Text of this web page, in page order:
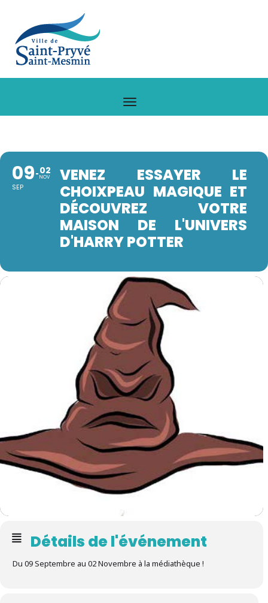
09
SEP
02
NOV
VENEZ ESSAYER LE
CHOIXPEAU MAGIQUE ET
DÉCOUVREZ VOTRE
MAISON DE L'UNIVERS
D'HARRY POTTER
Détails de l'événement
Du 09 Septembre au 02 Novembre à la médiathèque !